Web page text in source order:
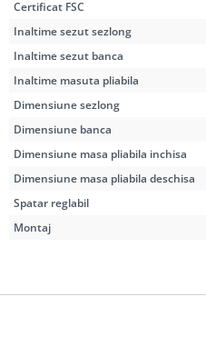
Certificat FSC
Inaltime sezut sezlong
Inaltime sezut banca
Inaltime masuta pliabila
Dimensiune sezlong
Dimensiune banca
Dimensiune masa pliabila inchisa
Dimensiune masa pliabila deschisa
Spatar reglabil
Montaj